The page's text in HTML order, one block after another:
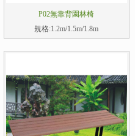
P02無靠背園林椅
規格:1.2m/1.5m/1.8m